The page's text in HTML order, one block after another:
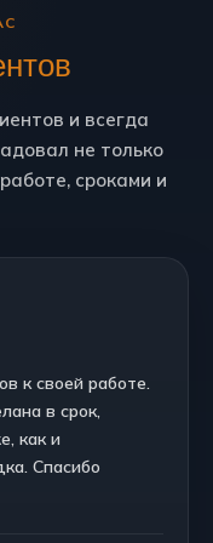
и всегда
не только
сроками и
к своей работе.
в срок,
как и
Спасибо